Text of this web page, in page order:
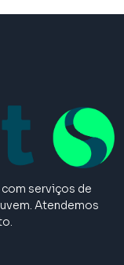
serviços de
Atendemos